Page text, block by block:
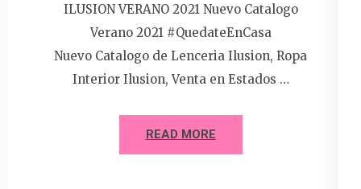
ILUSION VERANO 2021 Nuevo Catalogo
Verano 2021 #QuedateEnCasa
Nuevo Catalogo de Lenceria Ilusion, Ropa
Interior Ilusion, Venta en Estados …
READ MORE